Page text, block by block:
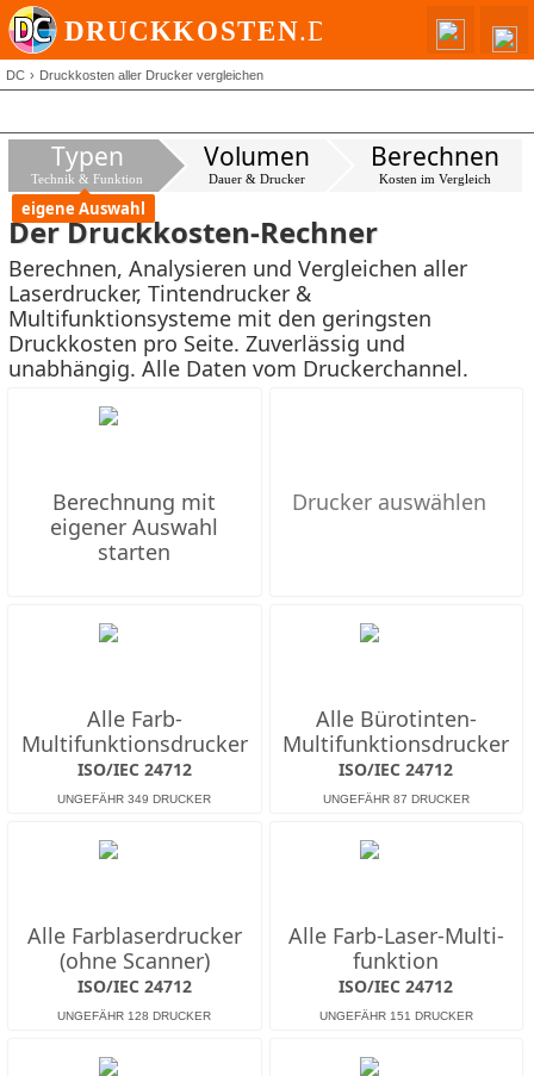
DC Druckkosten aller Drucker vergleichen
Typen
Technik & Funktion
eigene Auswahl
Volumen
Dauer & Drucker
Berechnen
Kosten im Vergleich
Der Druckkosten-Rechner
Berechnen, Analysieren und Vergleichen aller
Laserdrucker, Tintendrucker &
Multifunktionsysteme mit den geringsten
Druckkosten pro Seite. Zuverlässig und
unabhängig. Alle Daten vom Druckerchannel.
Berechnung mit
eigener Auswahl
starten
Alle Farb-
Multifunktions­drucker
ISO/IEC 24712
Alle Bürotinten-
Multifunktions­drucker
ISO/IEC 24712
Alle Farb­laserdrucker
(ohne Scanner)
ISO/IEC 24712
Alle Farb-Laser-Multi­
funktion
ISO/IEC 24712